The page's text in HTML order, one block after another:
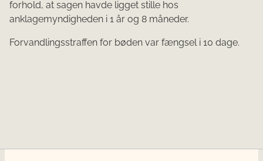
forhold, at sagen havde ligget stille hos
anklagemyndigheden i 1 år og 8 måneder.
Forvandlingsstraffen for bøden var fængsel i 10 dage.